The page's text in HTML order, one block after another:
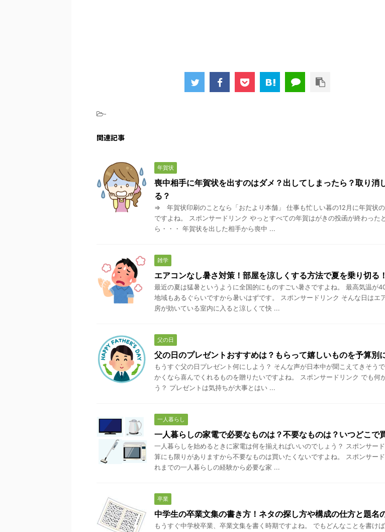
-
関連記事
年賀状
喪中相手に年賀状を出すのはダメ？出してしまったら？取り消
る？
⇒ 年賀状印刷のことなら「おたより本舗」 仕事も忙しい暮の12月に年賀状
ですよね。 スポンサードリンク やっとすべての年賀はがきの投函が終わった
ら・・・ 年賀状を出した相手から喪中 ...
雑学
エアコンなし暑さ対策！部屋を涼しくする方法で夏を乗り切る！
最近の夏は猛暑というように全国的にものすごい暑さですよね。 最高気温が
地域もあるぐらいですから暑いはずです。 スポンサードリンク そんな日はエ
房が効いている室内に入ると涼しくて快 ...
父の日
父の日のプレゼントおすすめは？もらって嬉しいものを予算別
もうすぐ父の日プレゼント何にしよう？ そんな声が日本中が聞こえてきそう
かくなら喜んでくれるものを贈りたいですよね。 スポンサードリンク でも何
う？ プレゼントは気持ちが大事とはい ...
一人暮らし
一人暮らしの家電で必要なものは？不要なものは？いつどこで
一人暮らしを始めるときに家電は何を揃えればいいのでしょう？ スポンサー
算にも限りがありますから不要なものは買いたくないですよね。 スポンサー
れまでの一人暮らしの経験から必要な家 ...
卒業
中学生の卒業文集の書き方！ネタの探し方や構成の仕方と題名
もうすぐ中学校卒業、卒業文集を書く時期ですよね。 でもどんなことを書け